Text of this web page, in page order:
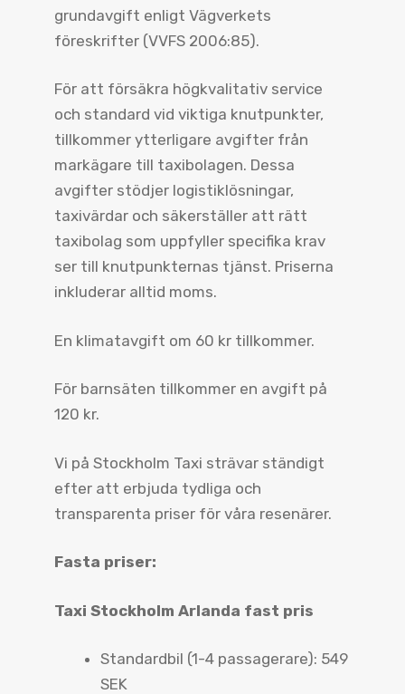
grundavgift enligt Vägverkets
föreskrifter (VVFS 2006:85).
För att försäkra högkvalitativ service
och standard vid viktiga knutpunkter,
tillkommer ytterligare avgifter från
markägare till taxibolagen. Dessa
avgifter stödjer logistiklösningar,
taxivärdar och säkerställer att rätt
taxibolag som uppfyller specifika krav
ser till knutpunkternas tjänst. Priserna
inkluderar alltid moms.
En klimatavgift om 60 kr tillkommer.
För barnsäten tillkommer en avgift på
120 kr.
Vi på Stockholm Taxi strävar ständigt
efter att erbjuda tydliga och
transparenta priser för våra resenärer.
Fasta priser:
Taxi Stockholm Arlanda fast pris
Standardbil (1-4 passagerare): 549
SEK